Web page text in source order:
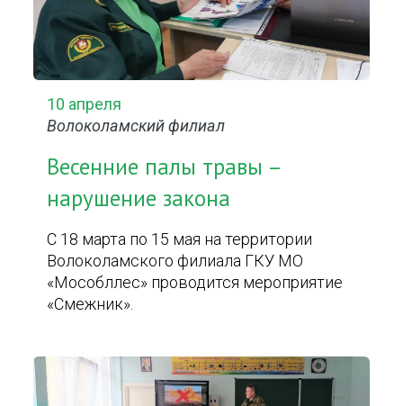
10 апреля
Волоколамский филиал
Весенние палы травы –
нарушение закона
С 18 марта по 15 мая на территории
Волоколамского филиала ГКУ МО
«Мособллес» проводится мероприятие
«Смежник».